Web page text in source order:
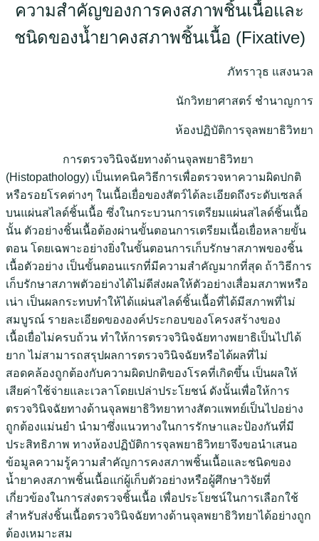
ความสำคัญของการคงสภาพชิ้นเนื้อและ
ชนิดของน้ำยาคงสภาพชิ้นเนื้อ (Fixative)
ภัทราวุธ แสงนวล
นักวิทยาศาสตร์ ชำนาญการ
ห้องปฏิบัติการจุลพยาธิวิทยา
การตรวจวินิจฉัยทางด้านจุลพยาธิวิทยา
(Histopathology) เป็นเทคนิควิธีการเพื่อตรวจหาความผิดปกติ
หรือรอยโรคต่างๆ ในเนื้อเยื่อของสัตว์ได้ละเอียดถึงระดับเซลล์
บนแผ่นสไลด์ชิ้นเนื้อ ซึ่งในกระบวนการเตรียมแผ่นสไลด์ชิ้นเนื้อ
นั้น ตัวอย่างชิ้นเนื้อต้องผ่านขั้นตอนการเตรียมเนื้อเยื่อหลายขั้น
ตอน โดยเฉพาะอย่างยิ่งในขั้นตอนการเก็บรักษาสภาพของชิ้น
เนื้อตัวอย่าง เป็นขั้นตอนแรกที่มีความสำคัญมากที่สุด ถ้าวิธีการ
เก็บรักษาสภาพตัวอย่างได้ไม่ดีส่งผลให้ตัวอย่างเสื่อมสภาพหรือ
เน่า เป็นผลกระทบทำให้ได้แผ่นสไลด์ชิ้นเนื้อที่ได้มีสภาพที่ไม่
สมบูรณ์ รายละเอียดขององค์ประกอบของโครงสร้างของ
เนื้อเยื่อไม่ครบถ้วน ทำให้การตรวจวินิจฉัยทางพยาธิเป็นไปได้
ยาก ไม่สามารถสรุปผลการตรวจวินิจฉัยหรือได้ผลที่ไม่
สอดคล้องถูกต้องกับความผิดปกติของโรคที่เกิดขึ้น เป็นผลให้
เสียค่าใช้จ่ายและเวลาโดยเปล่าประโยชน์ ดังนั้นเพื่อให้การ
ตรวจวินิจฉัยทางด้านจุลพยาธิวิทยาทางสัตวแพทย์เป็นไปอย่าง
ถูกต้องแม่นยำ นำมาซึ่งแนวทางในการรักษาและป้องกันที่มี
ประสิทธิภาพ ทางห้องปฏิบัติการจุลพยาธิวิทยาจึงขอนำเสนอ
ข้อมูลความรู้ความสำคัญการคงสภาพชิ้นเนื้อและชนิดของ
น้ำยาคงสภาพชิ้นเนื้อแก่ผู้เก็บตัวอย่างหรือผู้ศึกษาวิจัยที่
เกี่ยวข้องในการส่งตรวจชิ้นเนื้อ เพื่อประโยชน์ในการเลือกใช้
สำหรับส่งชิ้นเนื้อตรวจวินิจฉัยทางด้านจุลพยาธิวิทยาได้อย่างถูก
ต้องเหมาะสม